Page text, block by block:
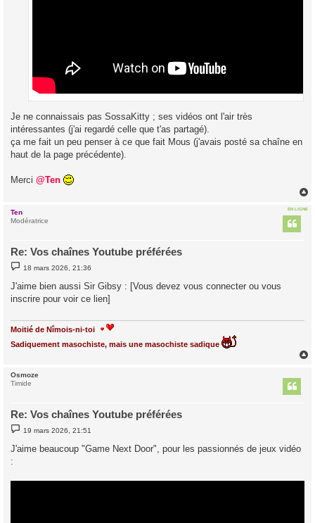
Je ne connaissais pas SossaKitty ; ses vidéos ont l'air très
intéressantes (j'ai regardé celle que t'as partagé).
ça me fait un peu penser à ce que fait Mous (j'avais posté sa chaîne en
haut de la page précédente).
Merci @Ten
EN LIGNE
Ten
Modératrice
Re: Vos chaînes Youtube préférées
M
e
s
s
a
18 mars 2026, 21:36
J'aime bien aussi Sir Gibsy : [Vous devez vous connecter ou vous
inscrire pour voir ce lien]
Moitié de Nîmois-ni-toi
Sadiquement masochiste, mais une masochiste sadique
Osmoze
Timide
Re: Vos chaînes Youtube préférées
M
s
s
19 mars 2026, 21:51
J'aime beaucoup "Game Next Door", pour les passionnés de jeux vidéo
: